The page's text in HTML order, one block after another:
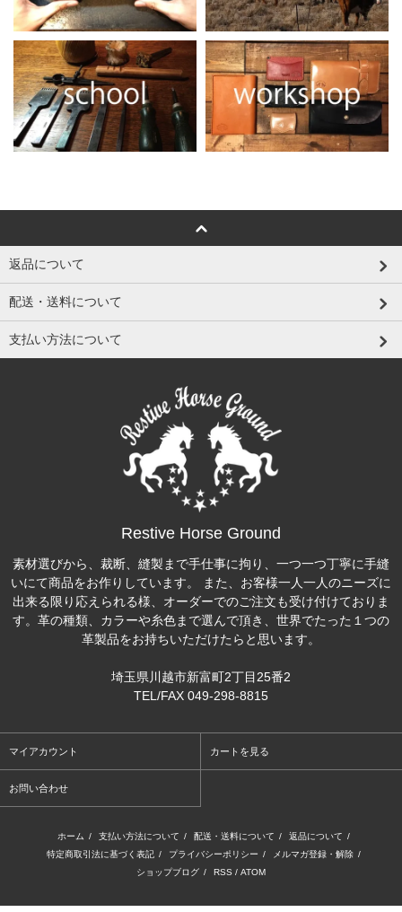
返品について
配送・送料について
支払い方法について
Restive Horse Ground
素材選びから、裁断、縫製まで手仕事に拘り、一つ一つ丁寧に手縫
いにて商品をお作りしています。 また、お客様一人一人のニーズに
出来る限り応えられる様、オーダーでのご注文も受け付けておりま
す。革の種類、カラーや糸色まで選んで頂き、世界でたった１つの
革製品をお持ちいただけたらと思います。
埼玉県川越市新富町2丁目25番2
TEL/FAX 049-298-8815
マイアカウント カートを見る
お問い合わせ
ホーム / 支払い方法について / 配送・送料について / 返品について /
特定商取引法に基づく表記 / プライバシーポリシー / メルマガ登録・解除 /
ショップブログ / RSS / ATOM